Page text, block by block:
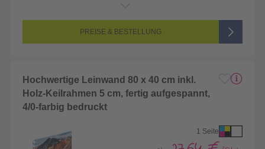
Seitenanzahl: 1-seitig (Vorderseite bedruckt, Rückseite unbedruckt)
4/0-farbig CMYK (vollfarbig bedruckt)
PREISE & BESTELLUNG
Hochwertige Leinwand 80 x 40 cm inkl.
Holz-Keilrahmen 5 cm, fertig aufgespannt,
4/0-farbig bedruckt
1 Seite